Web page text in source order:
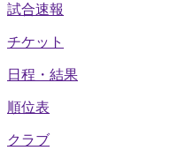
試合速報
チケット
日程・結果
順位表
クラブ